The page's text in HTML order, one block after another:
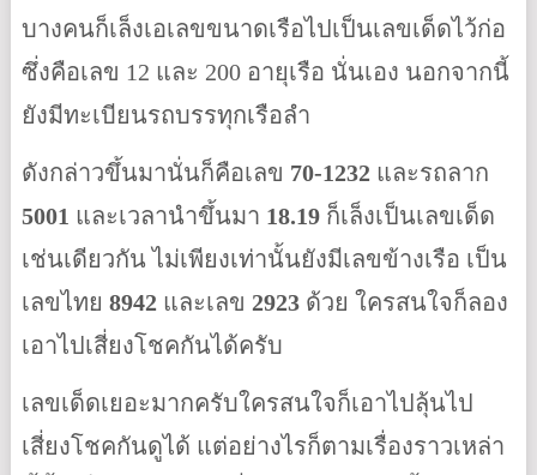
บางคนก็เล็งเอเลขขนาดเรือไปเป็นเลขเด็ดไว้ก่อ
ซึ่งคือเลข 12 และ 200 อายุเรือ นั่นเอง นอกจากนี้
ยังมีทะเบียนรถบรรทุกเรือลำ
ดังกล่าวขึ้นมานั่นก็คือเลข 70-1232และรถลาก
5001 และเวลานำขึ้นมา 18.19ก็เล็งเป็นเลขเด็ด
เช่นเดียวกัน ไม่เพียงเท่านั้นยังมีเลขข้างเรือ เป็น
เลขไทย 8942และเลข 2923ด้วย ใครสนใจก็ลอง
เอาไปเสี่ยงโชคกันได้ครับ
เลขเด็ดเยอะมากครับใครสนใจก็เอาไปลุ้นไป
เสี่ยงโชคกันดูได้ แต่อย่างไรก็ตามเรื่องราวเหล่า